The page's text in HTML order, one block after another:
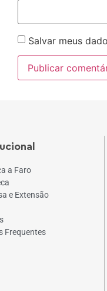
Salvar meus
a Faro
e Extensão
Frequentes